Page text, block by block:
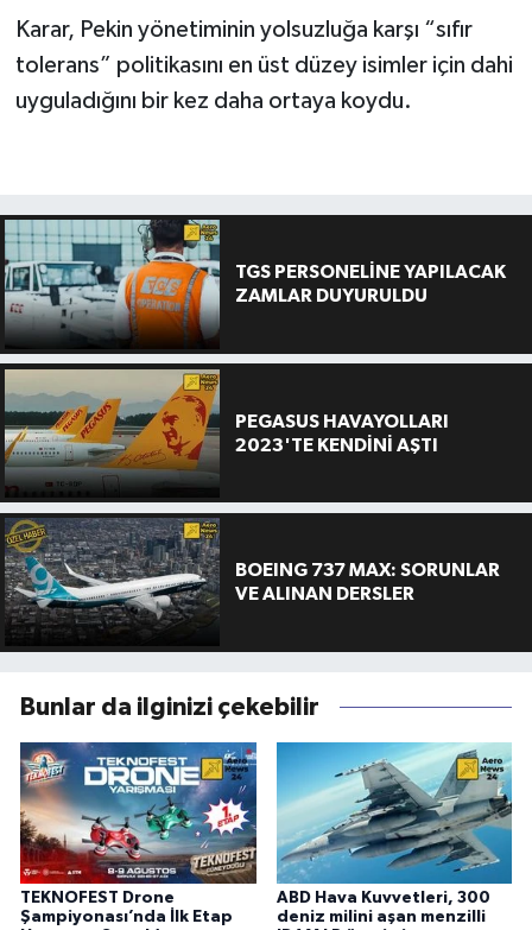
Karar, Pekin yönetiminin yolsuzluğa karşı “sıfır
tolerans” politikasını en üst düzey isimler için dahi
uyguladığını bir kez daha ortaya koydu.
TGS PERSONELİNE YAPILACAK
ZAMLAR DUYURULDU
PEGASUS HAVAYOLLARI
2023'TE KENDİNİ AŞTI
BOEING 737 MAX: SORUNLAR
VE ALINAN DERSLER
Bunlar da ilginizi çekebilir
TEKNOFEST Drone
Şampiyonası’nda İlk Etap
ABD Hava Kuvvetleri, 300
deniz milini aşan menzilli